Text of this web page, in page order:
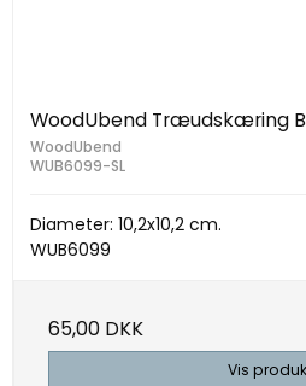
WoodUbend Træudskæring
WoodUbend
WUB6099-SL
Diameter: 10,2x10,2 cm.
WUB6099
65,00 DKK
Vis